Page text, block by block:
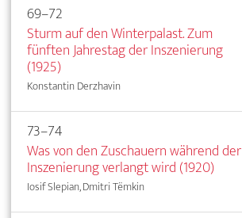
69–72
Sturm auf den Winterpalast. Zum
fünften Jahrestag der Inszenierung
(1925)
Konstantin Derzhavin
73–74
Was von den Zuschauern während der
Inszenierung verlangt wird (1920)
Iosif Slepian, Dmitri Tëmkin